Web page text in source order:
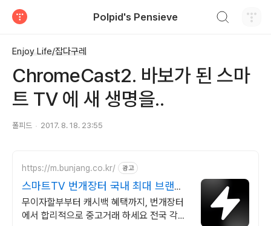
Polpid's Pensieve
Enjoy Life/잡다구레
ChromeCast2. 바보가 된 스마
트 TV 에 새 생명을..
폴피드 2017. 8. 18. 23:55
https://m.bunjang.co.kr/ 광고
스마트TV 번개장터 국내 최대 브랜드
중고거래
무이자할부부터 캐시백 혜택까지, 번개장터
에서 합리적으로 중고거래 하세요 전국 각지